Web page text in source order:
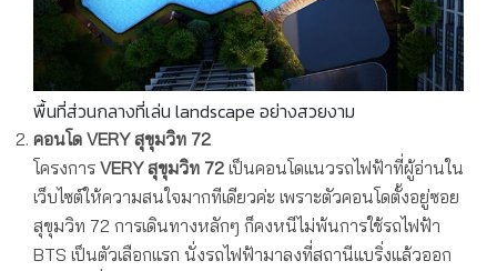
พื้นที่ส่วนกลางที่เล่น landscape อย่างสวยงาม
คอนโด VERY สุขุมวิท 72
โครงการ VERY สุขุมวิท 72 เป็นคอนโดแนวรถไฟฟ้าที่ผู้อ่านใน
เว็บไซต์ให้ความสนใจมากทีเดียวค่ะ เพราะตัวคอนโดตั้งอยู่ซอย
สุขุมวิท 72 การเดินทางหลักๆ ก็คงหนีไม่พ้นการใช้รถไฟฟ้า
BTS เป็นตัวเลือกแรก นั่งรถไฟฟ้ามาลงที่สถานีแบริ่งแล้วออก